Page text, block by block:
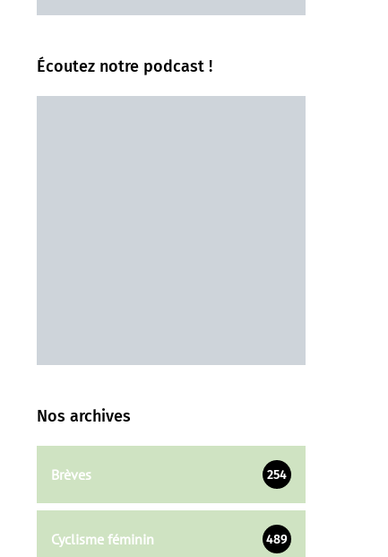
Écoutez notre podcast !
Nos archives
Brèves 254
Cyclisme féminin 489